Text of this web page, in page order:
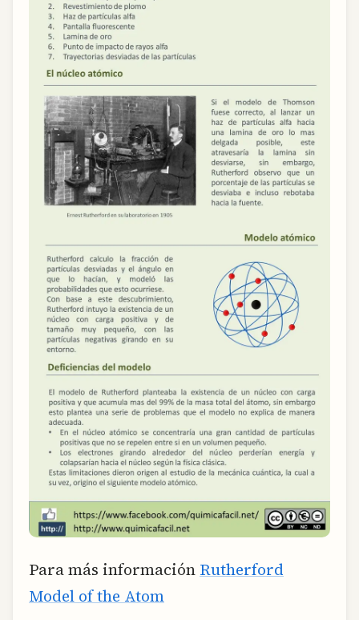
Para más información Rutherford
Model of the Atom